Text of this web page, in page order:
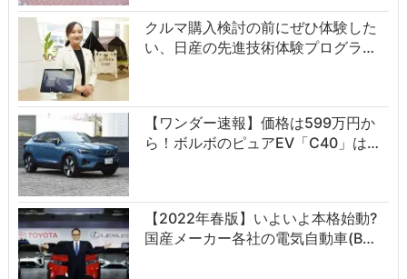
クルマ購入検討の前にぜひ体験した
い、日産の先進技術体験プログラ…
【ワンダー速報】価格は599万円か
ら！ボルボのピュアEV「C40」は…
【2022年春版】いよいよ本格始動?
国産メーカー各社の電気自動車(B…